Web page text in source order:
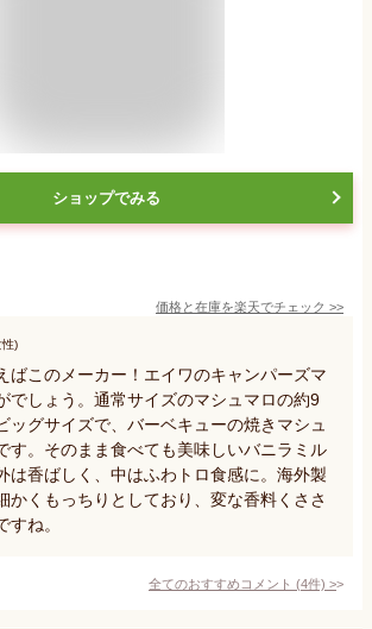
ショップでみる
価格と在庫を楽天でチェック >>
性)
ばこのメーカー！エイワのキャンパーズマ
でしょう。通常サイズのマシュマロの約9
ッグサイズで、バーベキューの焼きマシュ
す。そのまま食べても美味しいバニラミル
は香ばしく、中はふわトロ食感に。海外製
かくもっちりとしており、変な香料くささ
ね。
全てのおすすめコメント (4件) >